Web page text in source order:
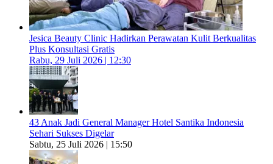
Jesica Beauty Clinic Hadirkan Perawatan Kulit Berkualitas
Plus Konsultasi Gratis
Rabu, 29 Juli 2026 | 12:30
43 Anak Jadi General Manager Hotel Santika Indonesia
Sehari Sukses Digelar
Sabtu, 25 Juli 2026 | 15:50